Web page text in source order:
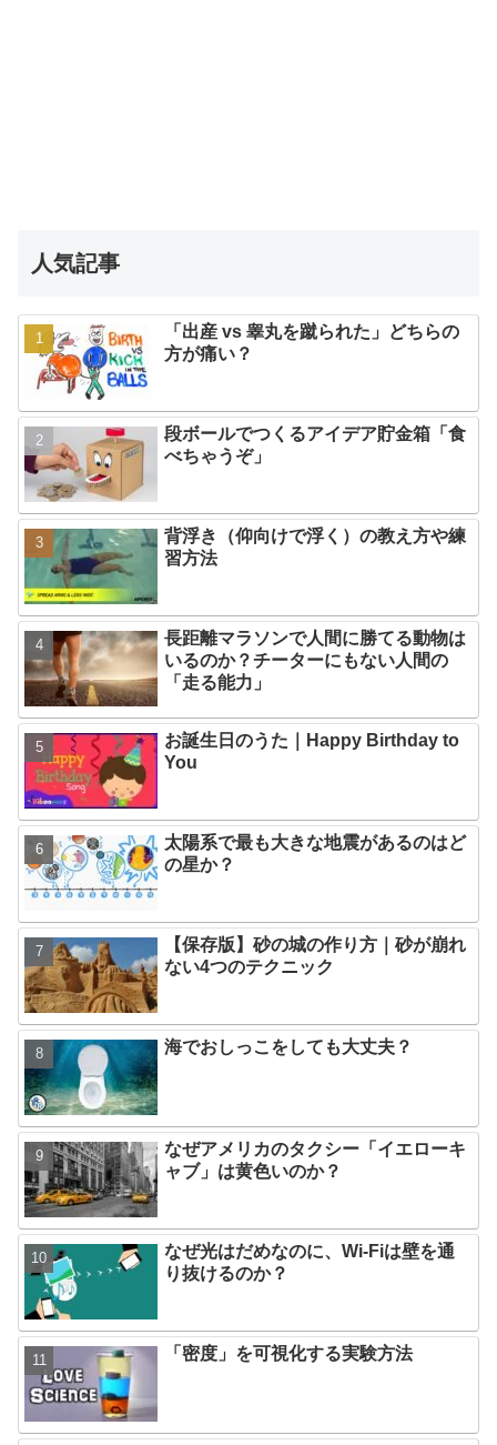
人気記事
「出産 vs 睾丸を蹴られた」どちらの
方が痛い？
段ボールでつくるアイデア貯金箱「食
べちゃうぞ」
背浮き（仰向けで浮く）の教え方や練
習方法
長距離マラソンで人間に勝てる動物は
いるのか？チーターにもない人間の
「走る能力」
お誕生日のうた｜Happy Birthday to
You
太陽系で最も大きな地震があるのはど
の星か？
【保存版】砂の城の作り方｜砂が崩れ
ない4つのテクニック
海でおしっこをしても大丈夫？
なぜアメリカのタクシー「イエローキ
ャブ」は黄色いのか？
なぜ光はだめなのに、Wi-Fiは壁を通
り抜けるのか？
「密度」を可視化する実験方法